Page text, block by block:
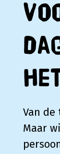
Van
Maar